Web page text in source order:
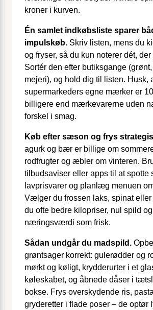
kroner i kurven.
Én samlet indkøbsliste sparer
impulskøb. Skriv listen, mens du
og fryser, så du kun noterer dét, der
Sortér den efter butiksgange
mejeri), og hold dig til listen. Husk,
supermarkeders egne mærker er
billigere end mærkevarerne uden
forskel i smag.
Køb efter sæson og frys
agurk og bær er billige om
rodfrugter og æbler om vinteren.
tilbudsaviser eller apps til at
lavprisvarer og planlæg menuen
Vælger du frossen laks, spinat eller
du ofte bedre kilopriser, nul spild
næringsværdi som frisk.
Sådan undgår du madspild.
grøntsager korrekt: gulerødder og
mørkt og køligt, krydderurter i et
køleskabet, og åbnede dåser i
bokse. Frys overskydende ris,
gryderetter i flade poser – de optør